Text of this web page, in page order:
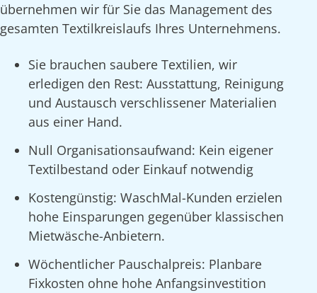
übernehmen wir für Sie das Management des
gesamten Textilkreislaufs Ihres Unternehmens.
Sie brauchen saubere Textilien, wir
erledigen den Rest: Ausstattung, Reinigung
und Austausch verschlissener Materialien
aus einer Hand.
Null Organisationsaufwand: Kein eigener
Textilbestand oder Einkauf notwendig
Kostengünstig: WaschMal-Kunden erzielen
hohe Einsparungen gegenüber klassischen
Mietwäsche-Anbietern.
Wöchentlicher Pauschalpreis: Planbare
Fixkosten ohne hohe Anfangsinvestition